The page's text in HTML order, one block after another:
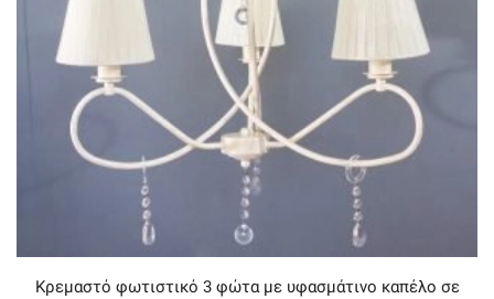
Κρεμαστό φωτιστικό 3 φώτα με υφασμάτινο καπέλο σε